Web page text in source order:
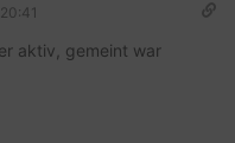
aktiv, gemeint war